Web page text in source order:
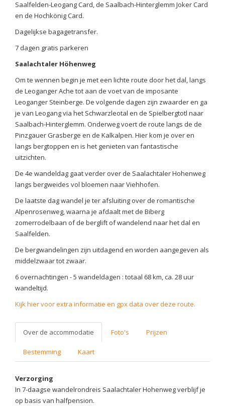
Saalfelden-Leogang Card, de Saalbach-Hinterglemm Joker Card
en de Hochkönig Card.
Dagelijkse bagagetransfer.
7 dagen gratis parkeren
Saalachtaler Höhenweg
Om te wennen begin je met een lichte route door het dal, langs
de Leoganger Ache tot aan de voet van de imposante
Leoganger Steinberge. De volgende dagen zijn zwaarder en ga
je van Leogang via het Schwarzleotal en de Spielbergtotl naar
Saalbach-Hinterglemm. Onderweg voert de route langs de de
Pinzgauer Grasberge en de Kalkalpen. Hier kom je over en
langs bergtoppen en is het genieten van fantastische
uitzichten.
De 4e wandeldag gaat verder over de Saalachtaler Hohenweg
langs bergweides vol bloemen naar Viehhofen.
De laatste dag wandel je ter afsluiting over de romantische
Alpenrosenweg, waarna je afdaalt met de Biberg
zomerrodelbaan of de berglift of wandelend naar het dal en
Saalfelden.
De bergwandelingen zijn uitdagend en worden aangegeven als
middelzwaar tot zwaar.
6 overnachtingen - 5 wandeldagen : totaal 68 km, ca. 28 uur
wandeltijd.
Kijk hier voor extra informatie en gpx data over deze route.
Over de accommodatie Foto's Prijzen
Bestemming Kaart
Verzorging
In 7-daagse wandelrondreis Saalachtaler Hohenweg verblijf je
op basis van halfpension.